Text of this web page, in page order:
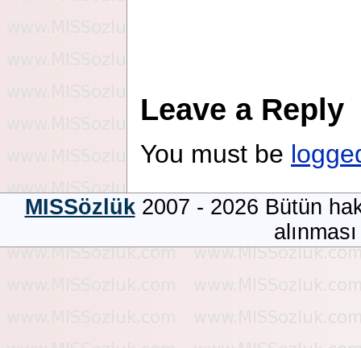
Leave a Reply
You must be
MISSözlük2007 - 2026 Bütün